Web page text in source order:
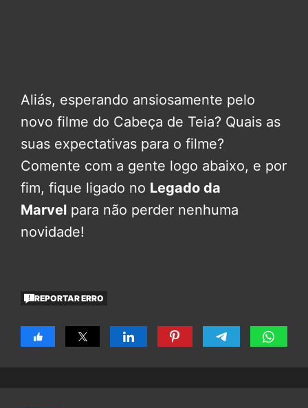
Aliás, esperando ansiosamente pelo
novo filme do Cabeça de Teia? Quais as
suas expectativas para o filme?
Comente com a gente logo abaixo, e por
fim, fique ligado no Legado da
Marvel para não perder nenhuma
novidade!
REPORTAR ERRO